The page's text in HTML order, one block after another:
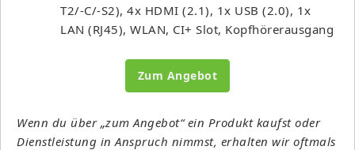
T2/-C/-S2), 4x HDMI (2.1), 1x USB (2.0), 1x
LAN (RJ45), WLAN, CI+ Slot, Kopfhörerausgang
Zum Angebot
Wenn du über „zum Angebot“ ein Produkt kaufst oder
Dienstleistung in Anspruch nimmst, erhalten wir oftmals